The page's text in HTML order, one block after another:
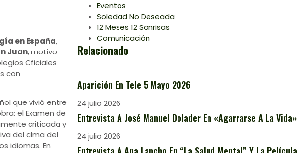
en España,
Juan, motivo
Oficiales
con
que vivió entre
el Examen de
criticada y
del alma del
idiomas. En
Eventos
Soledad No Deseada
12 Meses 12 Sonrisas
Comunicación
Relacionado
Aparición En Tele 5 Mayo 2026
24 julio 2026
Entrevista A José Manuel Dolader En «Agarrarse A La Vida»
24 julio 2026